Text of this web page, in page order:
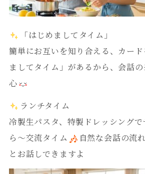
「はじめましてタイム」
簡単にお互いを知り合える、カー
ましてタイム」があるから、会話
心
ランチタイム
冷製生パスタ、特製ドレッシング
ら～交流タイム
自然な会話の流
とお話しできますよ